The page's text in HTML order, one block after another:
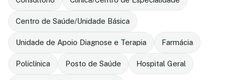
Centro de Saúde/Unidade Básica
Unidade de Apoio Diagnose e Terapia Farmácia
Policlínica Posto de Saúde Hospital Geral